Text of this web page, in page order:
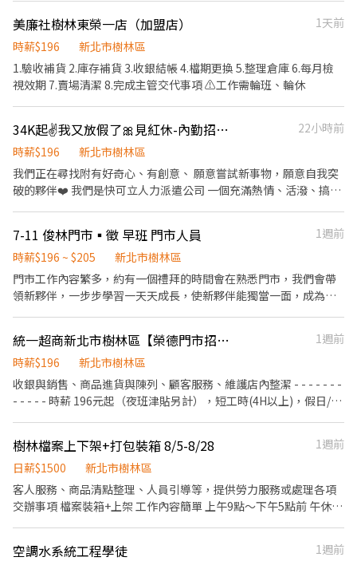
---------------------------------------- ❤️休假：月排休8天 ❤️依照
出勤時數，另計大夜班津貼、販售周邊產品獎金分紅 ❤️公司福利：
旅遊補助與活動、聚餐活動 ✨ 升遷制度：升遷管道暢通，重視人員
培訓 ✨ 定期辦理教育訓練、舉辦升等考試，可轉正式人員。 ✨ 表現
良好有機會參加晉升為正式人員，並預備接受公司訓練成為公司未
來幹部或主管。 –––––––––––––––––––––––––––––––––––––––
火速安排工作 🔥按一下火速報名捷徑https://lin.ee/ofl7C3J 🔥搜尋
@000nuyjl 【加入時請截圖應徵職缺+姓名+電話呦】 ––––––––––
––––––––––––––––––––––––––––––––––––––––––––––––––-
⌁⌁⌁⋆᷆♡⃘̎ ⭐️早班：07:00-12:00（可調整上班時間7:00-8:30間到班，
預計排班3-5小時） ⭐️晚班：17:30-22:30 🧡一週排班約3～4天 🧡六
日至少配合一天排班 ⋆᷆♡⃘̎ ⋆⌁⌁⌁❤⌁⌁⌁⋆᷆♡⃘̎ ⋆⌁⌁⌁❤⌁⌁⌁⋆᷆♡⃘̎ ⋆⌁⌁⌁❤
⌁⌁⌁⋆᷆♡⃘̎ ⋆⌁⌁⌁❤⌁⌁⌁⋆᷆♡⃘̎ 目前職缺 : 早班兼職、晚班兼職
美廉社樹林東榮一店（加盟店）
1天前
時薪$196
新北市樹林區
1.驗收補貨 2.庫存補貨 3.收銀結帳 4.檔期更換 5.整理倉庫 6.每月檢
視效期 7.賣場清潔 8.完成主管交代事項 ⚠️工作需輪班、輪休
34K起✌️我又放假了🎀見紅休-內勤招募專員🎀邊玩邊賺🌼薪資無上限
22小時前
時薪$196
新北市樹林區
我們正在尋找附有好奇心、有創意、 願意嘗試新事物，願意自我突
破的夥伴❤️ 我們是快可立人力派遣公司 一個充滿熱情、活潑、搞怪
樂中工作~開心上班！ ───工作資訊─── 電話及網路行銷⚡替各
大企業招募、遴選人才！ 職缺廣告刊登上架、文件資料整理建檔 線
上回覆問題、預約面試時間安排 不管妳是E人還是I人，只要妳願意
開口電話邀約 沒有經驗都很OK~！ 🎀8:30-17:30 週休六日【見紅
⭐️不定期單位員工聚餐 ⭐️上班想睡覺➡零食櫃替你加油 ⭐️上班聽音
樂，歡迎開放點歌~ ⭐️個人工位辦公桌電腦、公務機， 想擺哈魯
KK、酷羅咪還是魯魯咪隨便你 📍樹林、桃園、平鎮、竹北 自選地點
——————— 🚩🙋‍♀️在這邊你可以獲得： 文字排版技巧、吸睛標題撰
寫 CANVA圖片設計、色彩運用 銷售技巧、社群經營、 ———————
我們不只是同事，是一起搞錢的戰友 我會帶領你挖掘在這產業的樂
趣邊賺錢 如果你也不服輸、有企圖心不怕人~ 無經驗很OK~不用害
羞想問啥就問 私訊艾霏了解更多 ✅完善的教育訓練讓你成為行銷菁
英！ ✅多年銷售經驗傳授給你！ ♥♥♥歡迎加入熱情的大家庭
♥♥♥ ♡────────────♡ ☞就業找艾霏，特派員報你
知☜ 更多工作資訊｜加賴媒合最快速 賴!D：@337qqxyw ((記得要
加@ㄛ！不然搜不到)) 0965.123.880 傳送門：
https://lin.ee/G8ikq9Jj
7-11 俊林門市▪徵 早班 門市人員
1週前
時薪$196 ~ $205
新北市樹林區
門市工作內容繁多，約有一個禮拜的時間會在熟悉門市，我們會帶
領新夥伴，一步步學習一天天成長，使新夥伴能獨當一面，成為優
維持商品陳列整齊完整。 * 門市環境清潔與設備維護，包含地面、
貨架、用餐區、櫥窗及廁所等區域清潔。 * 收銀結帳、現金管理及
發票開立，提供親切且有效率的顧客服務。 * 協助操作 ibon 多媒體
事務機，處理繳費、取票、列印、寄件及其他便民服務。 * 包裹收
寄、取貨及交寄作業，協助物流商品驗收與入庫。 * 鮮食、咖啡及
行及店長交辦門市事項，維持門市營運品質與服務水準。
統一超商新北市樹林區【榮德門市招募】 離家近&彈性排班、歡迎二度就業/樂齡/兼職
1週前
時薪$196
新北市樹林區
收銀與銷售、商品進貨與陳列、顧客服務、維護店內整潔​ - - - - - - -
- - - - -​ 時薪 196元起（夜班津貼另計），短工時(4H以上)，假日/暑
為主)​ 工作地點：依您鄰近地區媒合​ *學經歷不拘，喜歡與人互動，
樂觀開朗，具有服務熱忱*​ 若對其他地區有意願也歡迎投遞！ ​
樹林檔案上下架+打包裝箱 8/5-8/28
1週前
日薪$1500
新北市樹林區
客人服務、商品清點整理、人員引導等，提供勞力服務或處理各項
交辦事項 檔案裝箱+上架 工作內容簡單 上午9點～下午5點前 午休時
空調水系統工程學徒
1週前